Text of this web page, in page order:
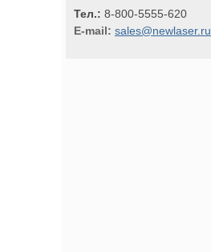
Тел.: 8-800-5555-620
E-mail: sales@newlaser.ru